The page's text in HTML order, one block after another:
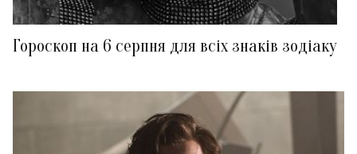
Гороскоп на 6 серпня для всіх знаків зодіаку